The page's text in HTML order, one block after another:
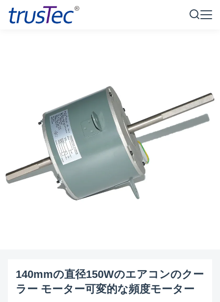
140mmの直径150Wのエアコンのクー
ラー モーター可変的な頻度モーター